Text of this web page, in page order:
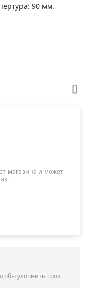
90 мм.
магазина и может
уточнить срок